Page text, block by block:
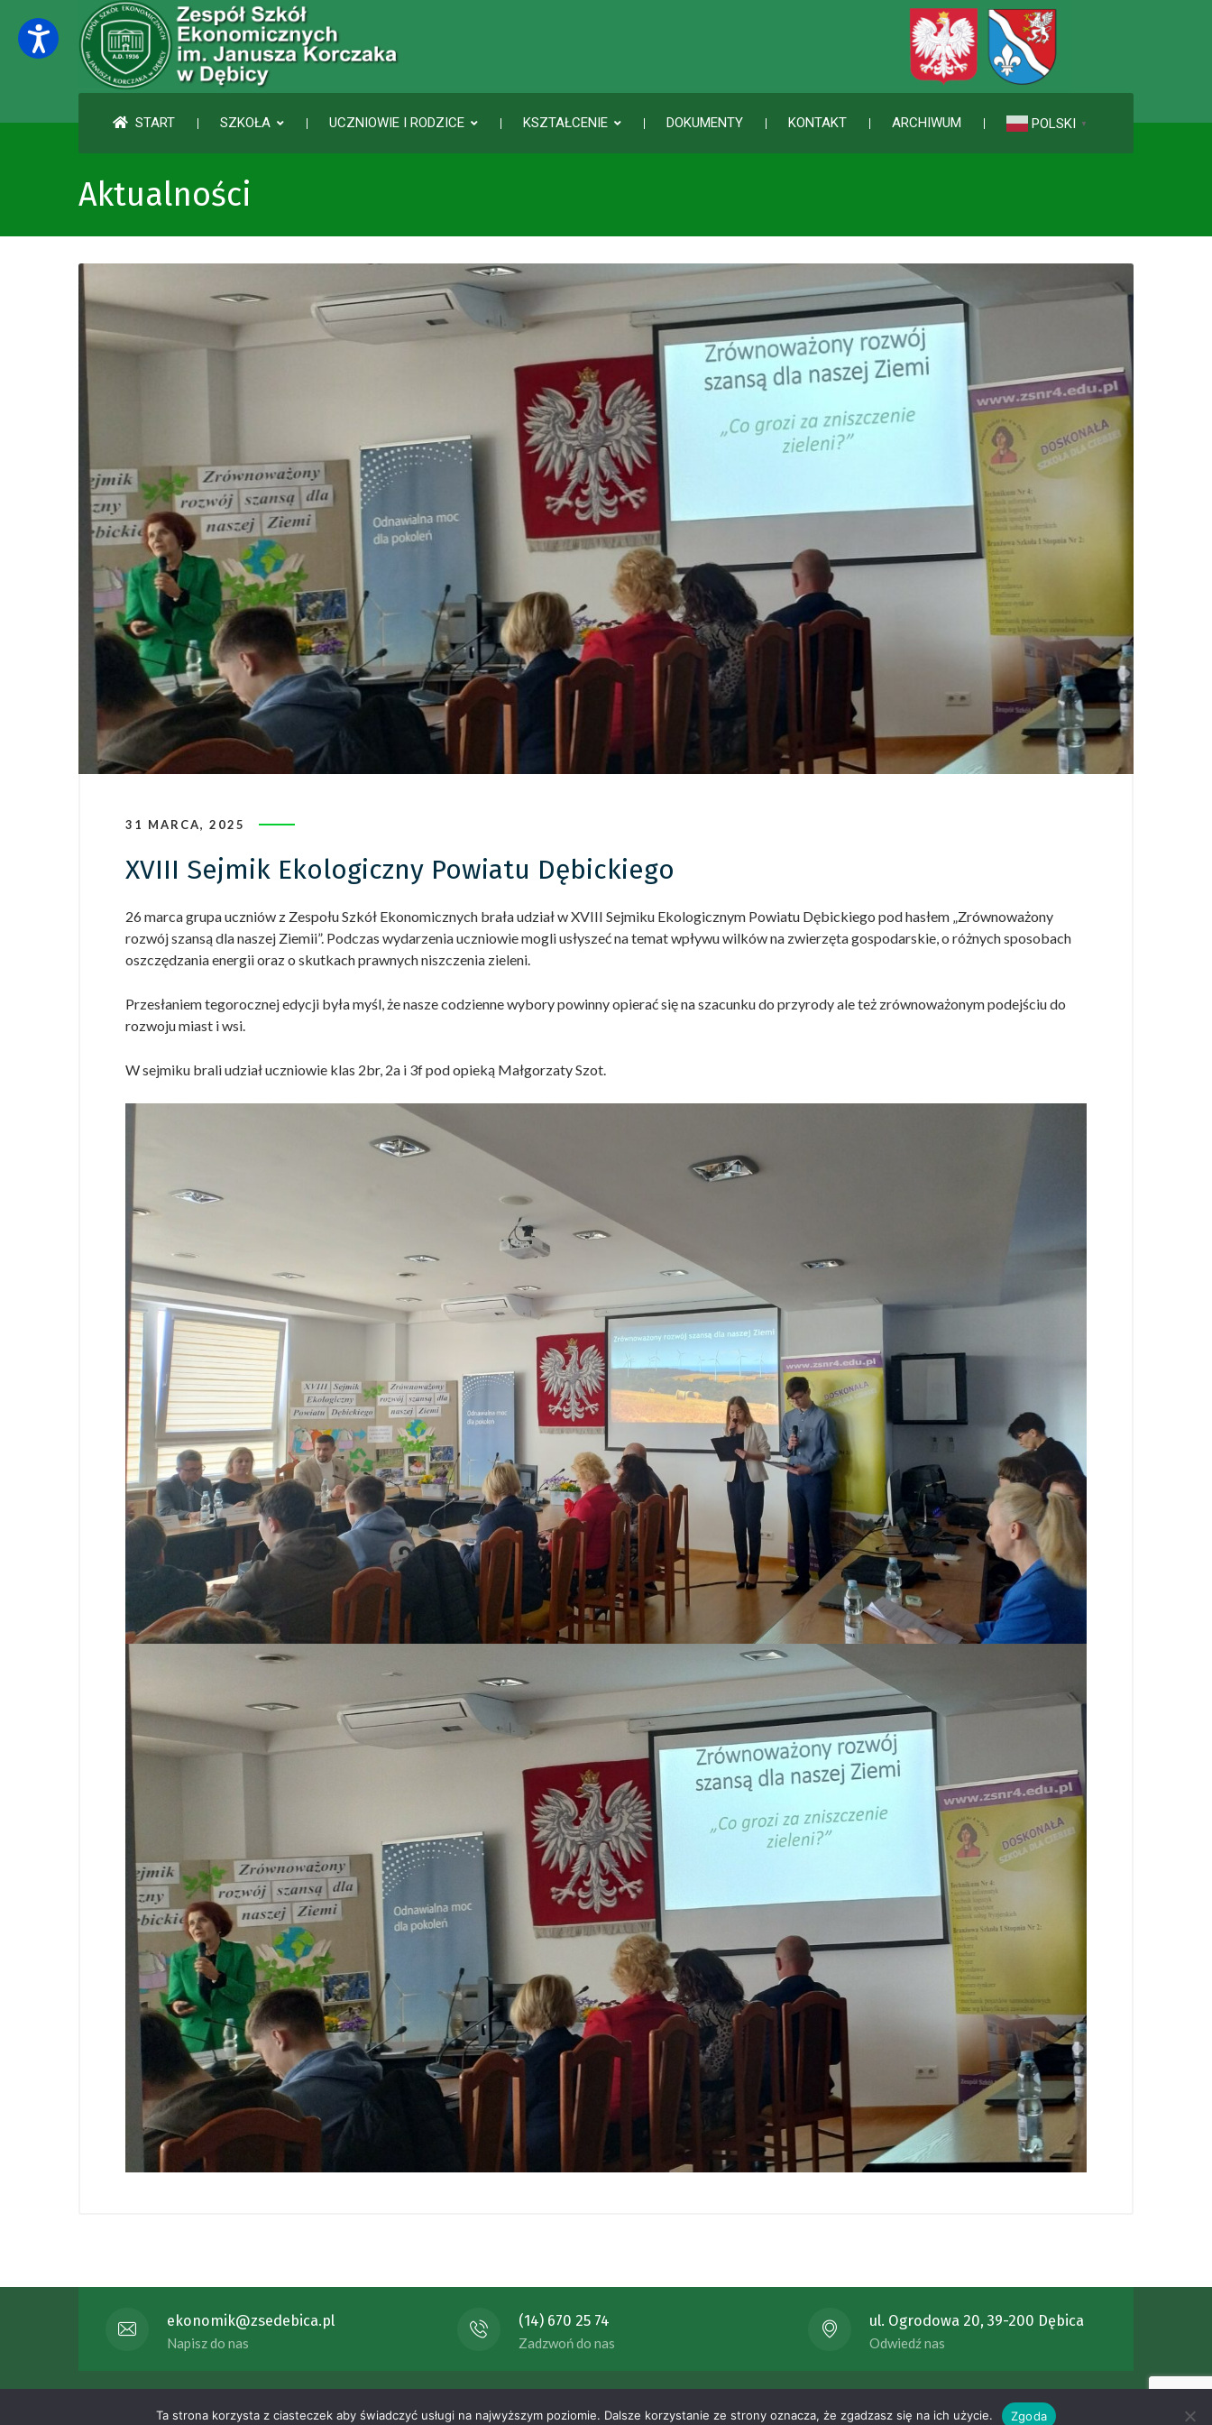
START SZKOŁA UCZNIOWIE I RODZICE KSZTAŁCENIE DOKUMENTY KONTAKT ARCHIWUM POLSKI ▼
Aktualności
31 MARCA, 2025
XVIII Sejmik Ekologiczny Powiatu Dębickiego
26 marca grupa uczniów z Zespołu Szkół Ekonomicznych brała udział w XVIII Sejmiku Ekologicznym Powiatu Dębickiego pod hasłem „Zrównoważony
rozwój szansą dla naszej Ziemii”. Podczas wydarzenia uczniowie mogli usłyszeć na temat wpływu wilków na zwierzęta gospodarskie, o różnych sposobach
oszczędzania energii oraz o skutkach prawnych niszczenia zieleni.
Przesłaniem tegorocznej edycji była myśl, że nasze codzienne wybory powinny opierać się na szacunku do przyrody ale też zrównoważonym podejściu do
rozwoju miast i wsi.
W sejmiku brali udział uczniowie klas 2br, 2a i 3f pod opieką Małgorzaty Szot.
ekonomik@zsedebica.pl
Napisz do nas
(14) 670 25 74
Zadzwoń do nas
ul. Ogrodowa 20, 39-200 Dębica
Odwiedź nas
Copyright 2023 Zespół Szkół Ekonomicznych ul. Ogrodowa 20 39-200 Dębica , All rights reserved. Wykonanie - stronydlaszkol.com.pl
Ta strona korzysta z ciasteczek aby świadczyć usługi na najwyższym poziomie. Dalsze korzystanie ze strony oznacza, że zgadzasz się na ich użycie. Zgoda